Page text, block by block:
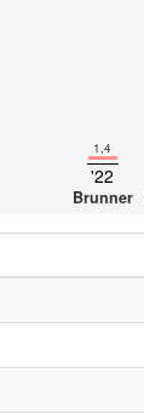
1,4
'22
Brunner